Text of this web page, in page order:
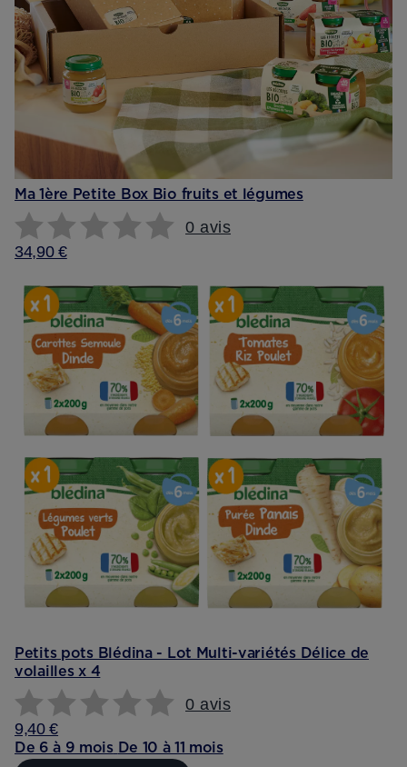
Ma 1ère Petite Box Bio fruits et légumes
0 avis
34,90 €
Petits pots Blédina - Lot Multi-variétés Délice de
volailles x 4
0 avis
9,40 €
De 6 à 9 mois De 10 à 11 mois